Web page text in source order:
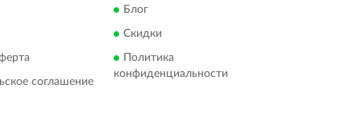
соглашение
Блог
Скидки
Политика
конфиденциальности